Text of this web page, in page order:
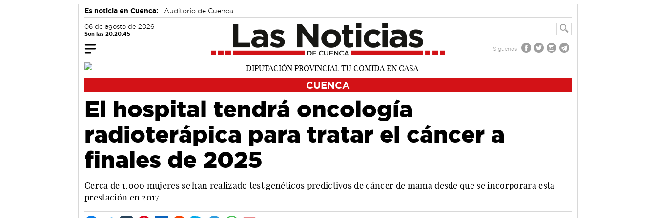
Es noticia en Cuenca: Auditorio de Cuenca
06 de agosto de 2026
Son las 20:20:46
Síguenos
CUENCA
El hospital tendrá oncología
radioterápica para tratar el cáncer a
finales de 2025
Cerca de 1.000 mujeres se han realizado test genéticos predictivos de cáncer de mama desde que se incorporara esta
prestación en 2017